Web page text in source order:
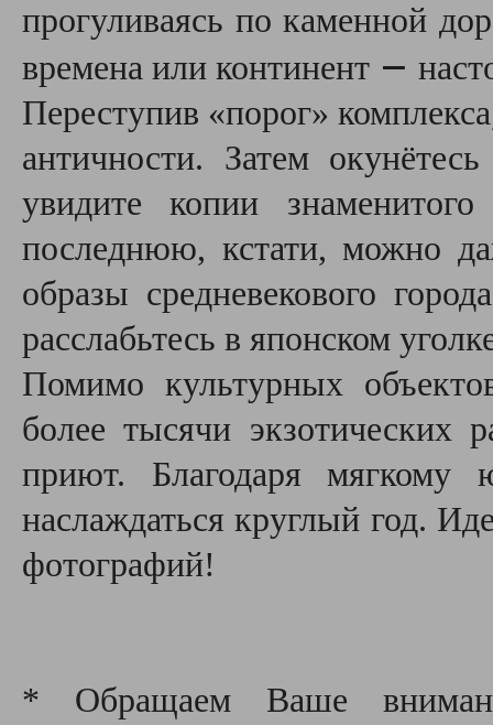
прогуливаясь по каменной
времена или континент —
Переступив «порог»
античности. Затем
увидите копии
последнюю, кстати, можно
образы средневекового
расслабьтесь в японском
Помимо культурных
более тысячи экзотических
приют. Благодаря
наслаждаться круглый год.
фотографий!
* Обращаем Ваше